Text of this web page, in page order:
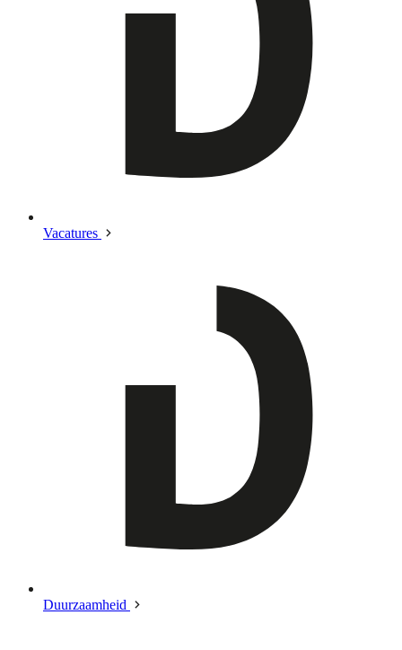
Vacatures
Duurzaamheid